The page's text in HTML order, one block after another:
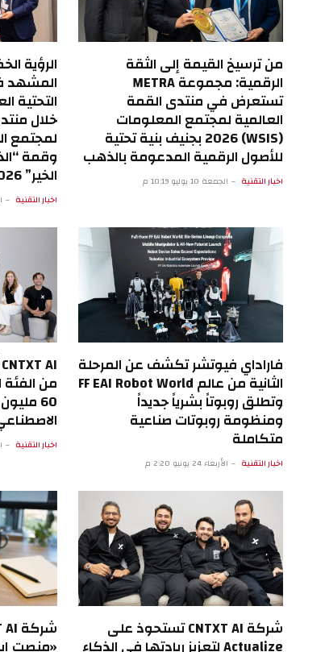
من ترسيخ القيمة إلى الثقة
الرقمية: مجموعة METRA
تستعرض في منتدى القمة
العالمية لمجتمع المعلومات
(WSIS) 2026 بجنيف بنية تحتية
للأصول الرقمية المدعومة بالذهب
اخبار التقنية الجمعة 10 يوليو 10:19 م
الرؤية
المشهد
التحتية
خلال
وقمة
الخير” 2026
اخبار التقنية
فاراداي فيوتشر تكشف عن المرحلة
الثانية من عالم FF EAI Robot World
وتطلق روبوتاً بشرياً جديداً
ومنظومة روبوتات صناعية
متكاملة
اخبار التقنية الأربعاء 24 يونيو 2:20 م
60
اخبار التقنية
شركة CNTXT AI تستحوذ على
Actualize لتعزيز ريادتها في الذكاء